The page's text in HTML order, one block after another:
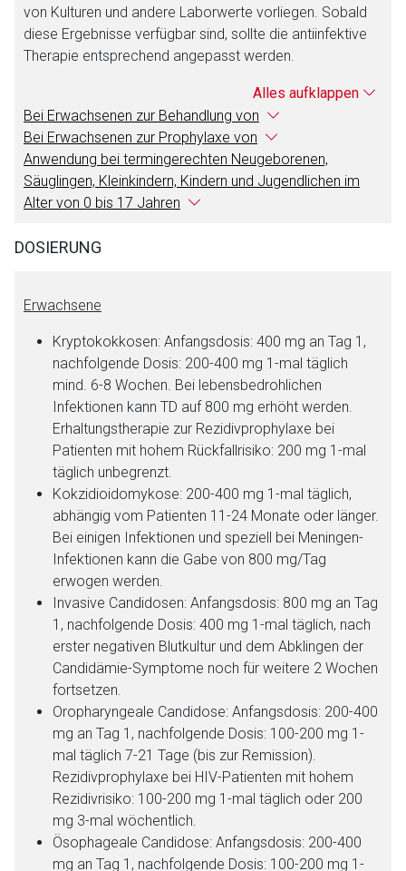
von Kulturen und andere Laborwerte vorliegen. Sobald
diese Ergebnisse verfügbar sind, sollte die antiinfektive
Therapie entsprechend angepasst werden.
Alles aufklappen
Bei Erwachsenen zur Behandlung von
Bei Erwachsenen zur Prophylaxe von
Anwendung bei termingerechten Neugeborenen,
Säuglingen, Kleinkindern, Kindern und Jugendlichen im
Alter von 0 bis 17 Jahren
DOSIERUNG
Erwachsene
Kryptokokkosen: Anfangsdosis: 400 mg an Tag 1,
nachfolgende Dosis: 200-400 mg 1-mal täglich
mind. 6-8 Wochen. Bei lebensbedrohlichen
Infektionen kann TD auf 800 mg erhöht werden.
Erhaltungstherapie zur Rezidivprophylaxe bei
Patienten mit hohem Rückfallrisiko: 200 mg 1-mal
täglich unbegrenzt.
Kokzidioidomykose: 200-400 mg 1-mal täglich,
abhängig vom Patienten 11-24 Monate oder länger.
Bei einigen Infektionen und speziell bei Meningen-
Infektionen kann die Gabe von 800 mg/Tag
erwogen werden.
Invasive Candidosen: Anfangsdosis: 800 mg an Tag
1, nachfolgende Dosis: 400 mg 1-mal täglich, nach
erster negativen Blutkultur und dem Abklingen der
Candidämie-Symptome noch für weitere 2 Wochen
fortsetzen.
Oropharyngeale Candidose: Anfangsdosis: 200-400
mg an Tag 1, nachfolgende Dosis: 100-200 mg 1-
mal täglich 7-21 Tage (bis zur Remission).
Rezidivprophylaxe bei HIV-Patienten mit hohem
Rezidivrisiko: 100-200 mg 1-mal täglich oder 200
mg 3-mal wöchentlich.
Ösophageale Candidose: Anfangsdosis: 200-400
mg an Tag 1, nachfolgende Dosis: 100-200 mg 1-